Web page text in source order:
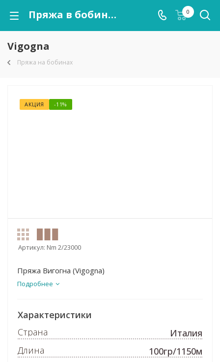
Пряжа в бобинах Vigogna оптом 0
Vigogna
Пряжа на бобинах
АКЦИЯ -11%
Артикул: Nm 2/23000
Пряжа Вигогна (Vigogna)
Подробнее
Характеристики
Страна
Италия
Длина
100гр/1150м